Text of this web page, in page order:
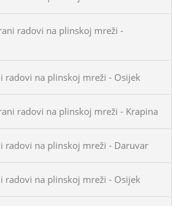
radovi na plinskoj mreži -
radovi na plinskoj mreži - Osijek
radovi na plinskoj mreži - Krapina
radovi na plinskoj mreži - Daruvar
radovi na plinskoj mreži - Osijek